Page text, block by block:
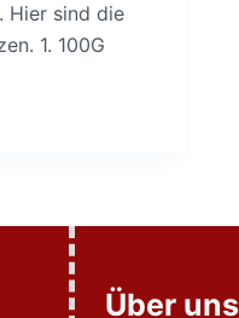
Hier sind die
1. 100G
Über uns